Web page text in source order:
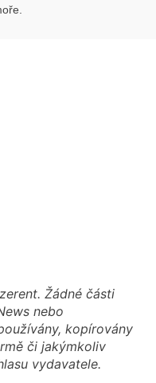
Žádné části
nebo
kopírovány
či jakýmkoliv
vydavatele.